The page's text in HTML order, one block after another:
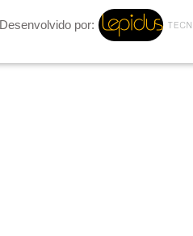
Desenvolvido por: